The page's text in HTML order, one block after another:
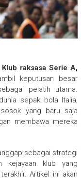
raksasa Serie A,
keputusan besar
pelatih utama.
sepak bola Italia,
yang baru saja
membawa mereka
sebagai strategi
kejayaan klub yang
Artikel ini akan